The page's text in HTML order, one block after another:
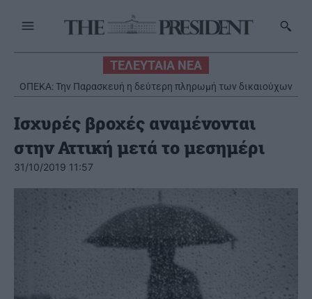
ΤΕΛΕΥΤΑΙΑ ΝΕΑ
ΟΠΕΚΑ: Την Παρασκευή η δεύτερη πληρωμή των δικαιούχων
του Λογαριασμού Αγροτικής Εστίας
Ισχυρές βροχές αναμένονται
στην Αττική μετά το μεσημέρι
31/10/2019 11:57